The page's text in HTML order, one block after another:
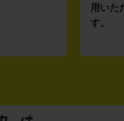
用いた
す。